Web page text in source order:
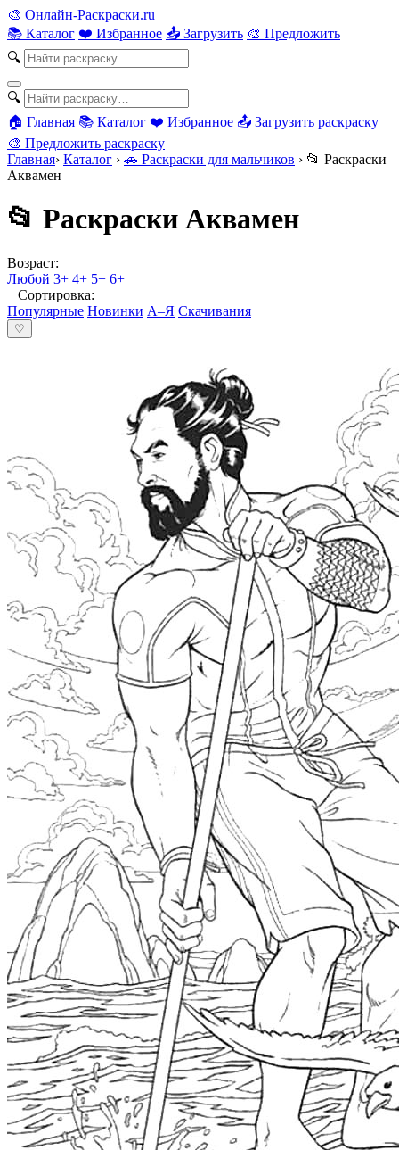
🎨 Онлайн-Раскраски.ru
📚 Каталог ❤️ Избранное 📤 Загрузить 🎨 Предложить
🔍
🔍
🏠 Главная 📚 Каталог ❤️ Избранное 📤 Загрузить раскраску
🎨 Предложить раскраску
Главная› Каталог › 🚗 Раскраски для мальчиков › 📂 Раскраски
Аквамен
📂 Раскраски Аквамен
Возраст:
Любой 3+ 4+ 5+ 6+
Сортировка:
Популярные Новинки А–Я Скачивания
♡